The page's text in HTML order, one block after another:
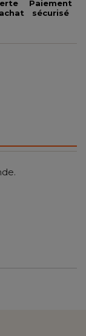
Paiement
sécurisé